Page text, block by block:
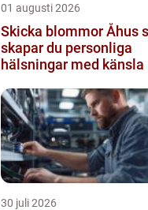
01 augusti 2026
Skicka blommor Åhus så
skapar du personliga
hälsningar med känsla
30 juli 2026